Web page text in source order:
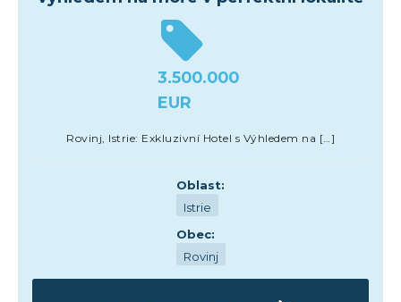
3.500.000
EUR
Rovinj, Istrie: Exkluzivní Hotel s Výhledem na […]
Oblast:
Istrie
Obec:
Rovinj